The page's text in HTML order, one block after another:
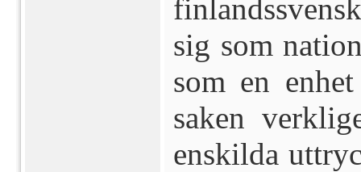
sig som
som en
saken
enskilda